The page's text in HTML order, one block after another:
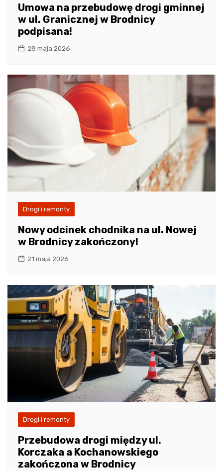
Umowa na przebudowę drogi gminnej
w ul. Granicznej w Brodnicy
podpisana!
28 maja 2026
Drogi i remonty
Nowy odcinek chodnika na ul. Nowej
w Brodnicy zakończony!
21 maja 2026
Drogi i remonty
Przebudowa drogi między ul.
Korczaka a Kochanowskiego
zakończona w Brodnicy